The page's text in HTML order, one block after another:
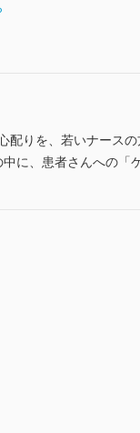
りを、若いナース
に、患者さんへの「